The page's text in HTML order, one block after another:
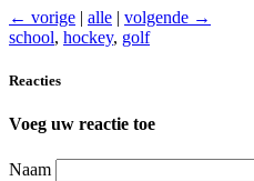
← vorige | alle | volgende →
school, hockey, golf
Reacties
Voeg uw reactie toe
Naam